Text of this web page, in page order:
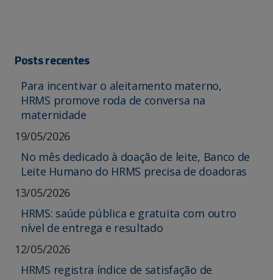
Posts recentes
Para incentivar o aleitamento materno,
HRMS promove roda de conversa na
maternidade
19/05/2026
No mês dedicado à doação de leite, Banco de
Leite Humano do HRMS precisa de doadoras
13/05/2026
HRMS: saúde pública e gratuita com outro
nível de entrega e resultado
12/05/2026
HRMS registra índice de satisfação de